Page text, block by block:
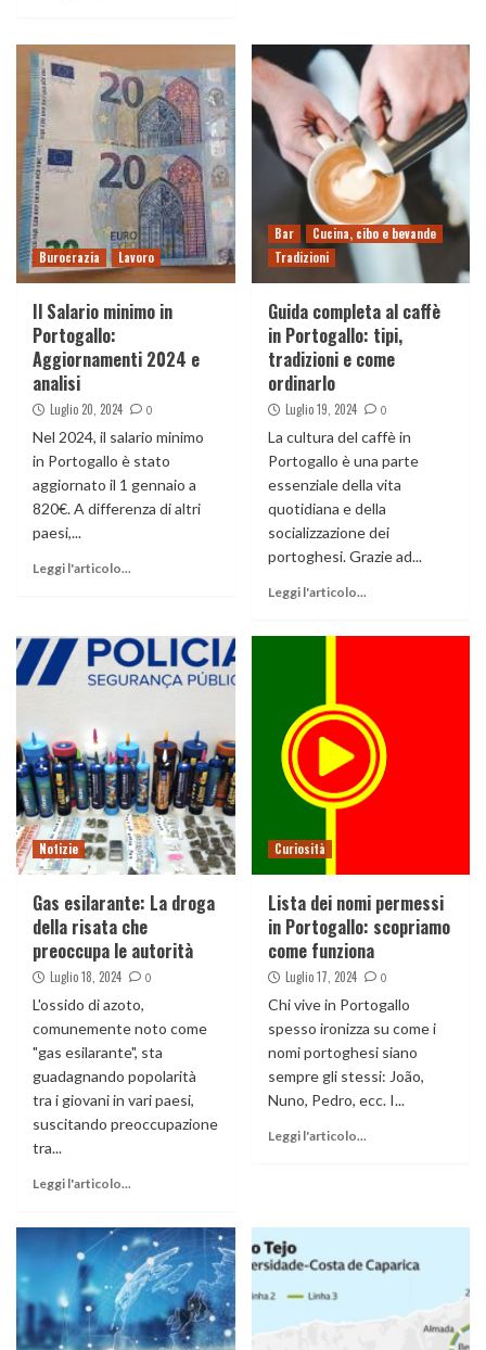
Burocrazia Lavoro
Il Salario minimo in
Portogallo:
Aggiornamenti 2024 e
analisi
Luglio 20, 2024 0
Nel 2024, il salario minimo
in Portogallo è stato
aggiornato il 1 gennaio a
820€. A differenza di altri
paesi,...
Leggi l'articolo...
Bar
Cucina, cibo e bevande
Tradizioni
Guida completa al caffè
in Portogallo: tipi,
tradizioni e come
ordinarlo
Luglio 19, 2024 0
La cultura del caffè in
Portogallo è una parte
essenziale della vita
quotidiana e della
socializzazione dei
portoghesi. Grazie ad...
Leggi l'articolo...
Notizie
Gas esilarante: La droga
della risata che
preoccupa le autorità
Luglio 18, 2024 0
L'ossido di azoto,
comunemente noto come
"gas esilarante", sta
guadagnando popolarità
tra i giovani in vari paesi,
suscitando preoccupazione
tra...
Leggi l'articolo...
Curiosità
Lista dei nomi permessi
in Portogallo: scopriamo
come funziona
Luglio 17, 2024 0
Chi vive in Portogallo
spesso ironizza su come i
nomi portoghesi siano
sempre gli stessi: João,
Nuno, Pedro, ecc. I...
Leggi l'articolo...